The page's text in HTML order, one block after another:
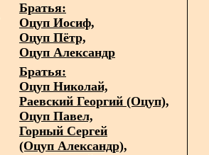
Братья:
Оцуп Иосиф,
Оцуп Пётр,
Оцуп Александр
Братья:
Оцуп Николай,
Раевский Георгий (Оцуп),
Оцуп Павел,
Горный Сергей
(Оцуп Александр),